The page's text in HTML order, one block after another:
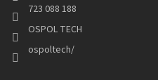
723 088 188
OSPOL TECH
ospoltech/